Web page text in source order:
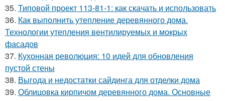
35. Типовой проект 113-81-1: как скачать и использовать
36. Как выполнить утепление деревянного дома.
Технологии утепления вентилируемых и мокрых
фасадов
37. Кухонная революция: 10 идей для обновления
пустой стены
38. Выгода и недостатки сайдинга для отделки дома
39. Облицовка кирпичом деревянного дома. Основные